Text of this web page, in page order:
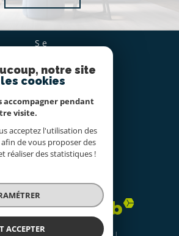
se
propriétaire
nous
SUIVRE
ADHÉRONS
droits réservés | Traduction powered by Google |
notre site
cookies
accompagner pendant
visite.
acceptez l'utilisation des
de vous proposer des
réaliser des statistiques !
ACCEPTER